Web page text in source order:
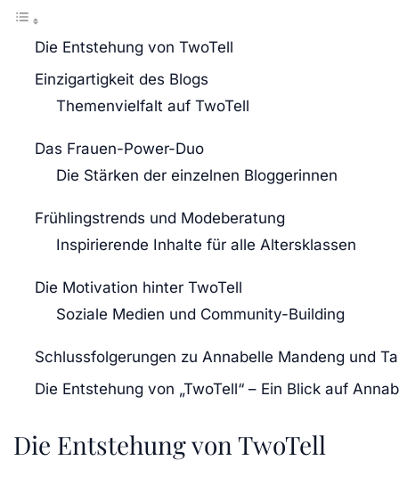
Die Entstehung von TwoTell
Einzigartigkeit des Blogs
Themenvielfalt auf TwoTell
Das Frauen-Power-Duo
Die Stärken der einzelnen Bloggerinnen
Frühlingstrends und Modeberatung
Inspirierende Inhalte für alle Altersklassen
Die Motivation hinter TwoTell
Soziale Medien und Community-Building
Schlussfolgerungen zu Annabelle Mandeng und
Die Entstehung von „TwoTell“ – Ein Blick auf
Die Entstehung von TwoTell